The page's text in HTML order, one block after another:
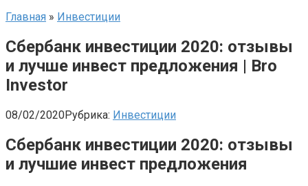
Главная » Инвестиции
Сбербанк инвестиции 2020: отзывы
и лучше инвест предложения | Bro
Investor
08/02/2020Рубрика: Инвестиции
Сбербанк инвестиции 2020: отзывы
и лучшие инвест предложения